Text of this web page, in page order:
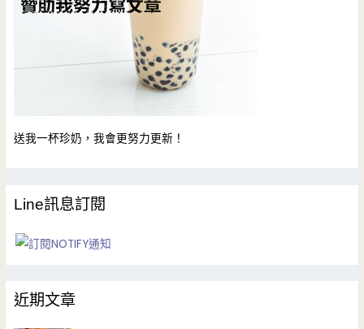
送我一杯珍奶，我會更努力更新！
Line訊息訂閱
近期文章